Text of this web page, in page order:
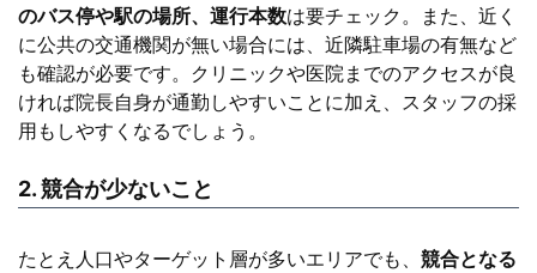
のバス停や駅の場所、運行本数は要チェック。また、近く
に公共の交通機関が無い場合には、近隣駐車場の有無など
も確認が必要です。クリニックや医院までのアクセスが良
ければ院長自身が通勤しやすいことに加え、スタッフの採
用もしやすくなるでしょう。
2. 競合が少ないこと
たとえ人口やターゲット層が多いエリアでも、 競合となる